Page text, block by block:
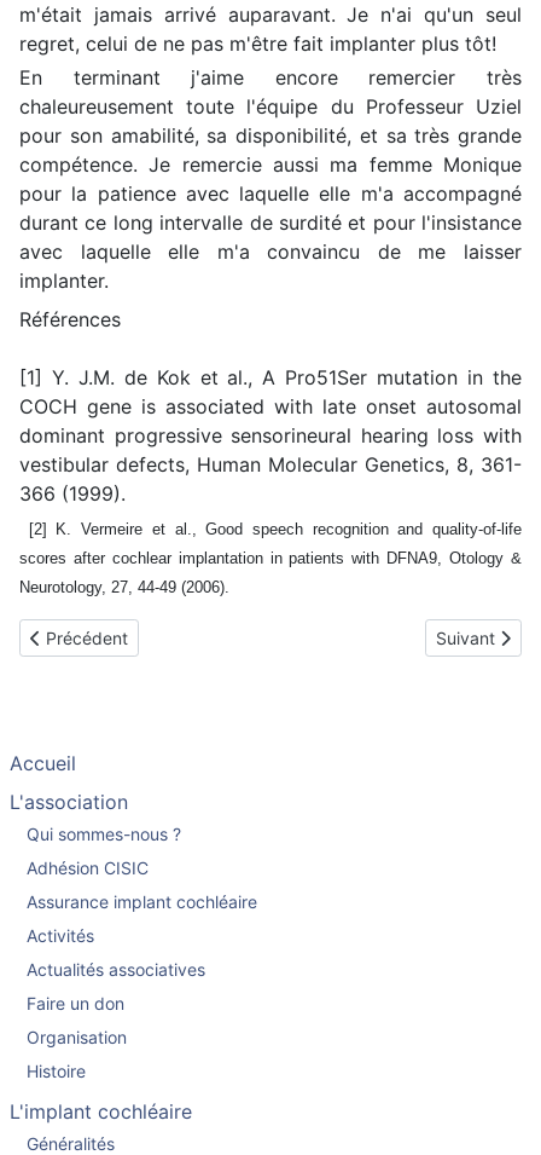
m'était jamais arrivé auparavant. Je n'ai qu'un seul
regret, celui de ne pas m'être fait implanter plus tôt!
En terminant j'aime encore remercier très
chaleureusement toute l'équipe du Professeur Uziel
pour son amabilité, sa disponibilité, et sa très grande
compétence. Je remercie aussi ma femme Monique
pour la patience avec laquelle elle m'a accompagné
durant ce long intervalle de surdité et pour l'insistance
avec laquelle elle m'a convaincu de me laisser
implanter.
Références
[1] Y. J.M. de Kok et al., A Pro51Ser mutation in the
COCH gene is associated with late onset autosomal
dominant progressive sensorineural hearing loss with
vestibular defects, Human Molecular Genetics, 8, 361-
366 (1999).
[2] K. Vermeire et al., Good speech recognition and quality-of-life
scores after cochlear implantation in patients with DFNA9, Otology &
Neurotology, 27, 44-49 (2006).
Article précédent : Jean-Emmanuel implanté en juillet 2006
Précédent Article
Suivant
Accueil
L'association
Qui sommes-nous ?
Adhésion CISIC
Assurance implant cochléaire
Activités
Actualités associatives
Faire un don
Organisation
Histoire
L'implant cochléaire
Généralités